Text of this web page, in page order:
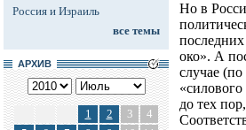
Россия и Израиль
все темы
АРХИВ
1 2 3
4
Но в
око». А
случае
до тех